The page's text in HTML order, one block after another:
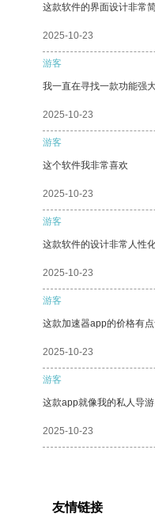
这款软件的界面设计非常
2025-10-23
游客
我一直在寻找一款功能强
2025-10-23
游客
这个软件我非常喜欢
2025-10-23
游客
这款软件的设计非常人性
2025-10-23
游客
这款加速器app的价格有
2025-10-23
游客
这款app就像我的私人导
2025-10-23
友情链接